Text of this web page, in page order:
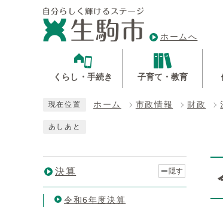
ホームへ
くらし・手続き 子育て・教育
現在位置 ホーム 市政情報 財政
あしあと
決算 隠す
令和6年度決算